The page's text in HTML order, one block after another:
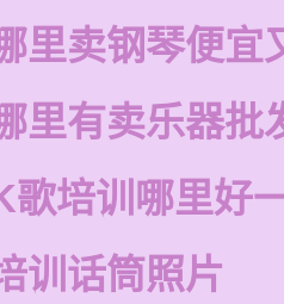
里卖钢琴便宜
里有卖乐器批
歌培训哪里好
训话筒照片